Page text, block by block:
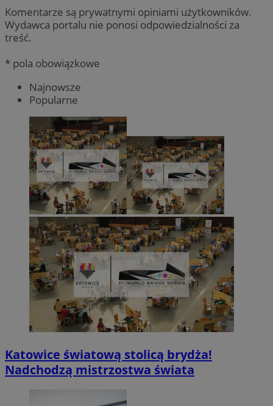
Komentarze są prywatnymi opiniami użytkowników.
Wydawca portalu nie ponosi odpowiedzialności za
treść.
* pola obowiązkowe
Najnowsze
Popularne
Katowice światową stolicą brydża!
Nadchodzą mistrzostwa świata